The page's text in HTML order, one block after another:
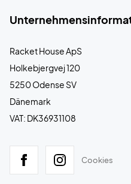
Racket House ApS
Holkebjergvej 120
5250 Odense SV
Dänemark
VAT: DK36931108
Cookies